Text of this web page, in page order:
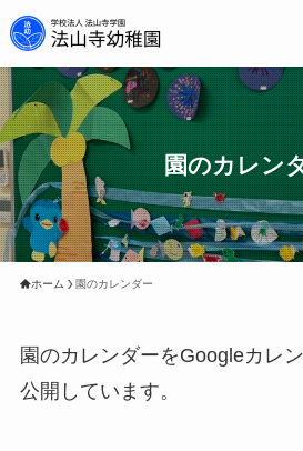
園のカレン
ホーム 園のカレンダー
園のカレンダーをGoogleカレ
公開しています。